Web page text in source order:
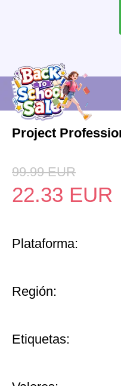
Project
99.99 EUR
22.33 EUR
Plataforma:
Región:
Etiquetas: